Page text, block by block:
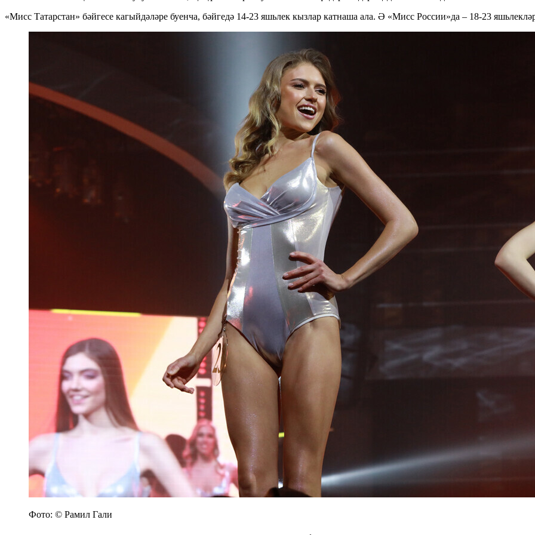
«Мисс Татарстан» бәйгесе кагыйдәләре буенча, бәйгедә 14-23 яшьлек кызлар катнаша ала. Ә «Мисс России»да – 18-23
Фото: © Рамил Гали